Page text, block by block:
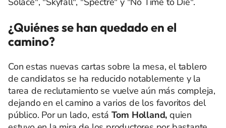
¿Quiénes se han quedado en el
camino?
Con estas nuevas cartas sobre la mesa, el tablero
de candidatos se ha reducido notablemente y la
tarea de reclutamiento se vuelve aún más compleja,
dejando en el camino a varios de los favoritos del
público. Por un lado, está Tom Holland, quien